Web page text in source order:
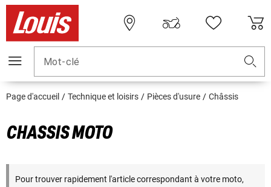
Mot-clé
Page d'accueil Technique et loisirs Pièces d'usure Châssis
CHASSIS MOTO
Pour trouver rapidement l'article correspondant à votre moto,